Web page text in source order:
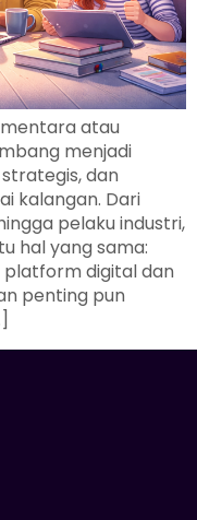
atau
menjadi
dan
kalangan. Dari
pelaku industri,
hal yang sama:
platform digital dan
penting pun